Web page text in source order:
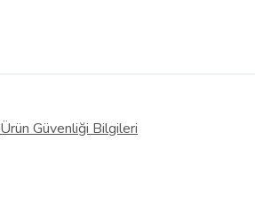
Ürün Güvenliği Bilgileri